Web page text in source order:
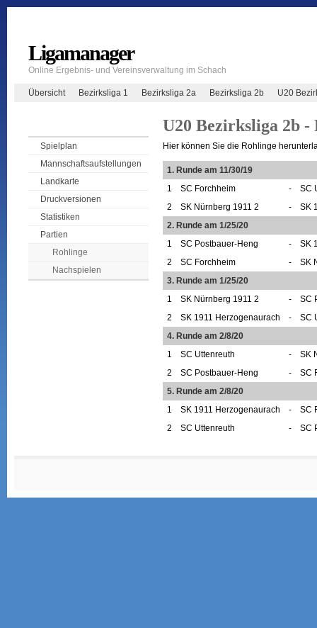
Ligamanager
Online Ergebnis- und Vereinsverwaltung im Schach
Übersicht Bezirksliga 1 Bezirksliga 2a Bezirksliga 2b U20
Spielplan
Mannschaftsaufstellungen
Landkarte
Druckversionen
Statistiken
Partien
Rohlinge
Nachspielen
U20 Bezirksliga 2b
Hier können Sie die Rohlinge
1. Runde am 11/30/19
1
SC Forchheim -
SC
2
SK Nürnberg 1911 2 -
SK
2. Runde am 1/25/20
1
SC Postbauer-Heng -
SK
2
SC Forchheim -
SK
3. Runde am 1/25/20
1
SK Nürnberg 1911 2 -
SC
2
SK 1911 Herzogenaurach -
SC
4. Runde am 2/8/20
1
SC Uttenreuth -
SK
2
SC Postbauer-Heng -
SC
5. Runde am 2/8/20
1
SK 1911 Herzogenaurach -
SC
2
SC Uttenreuth - SC